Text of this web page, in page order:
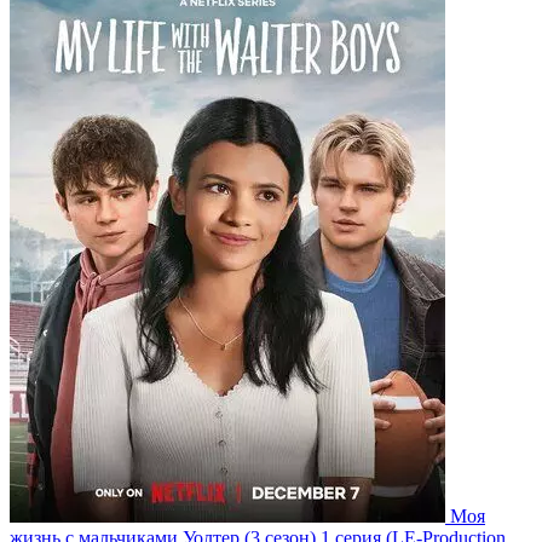
Моя
жизнь с мальчиками Уолтер (3 сезон) 1 серия (LE-Production,